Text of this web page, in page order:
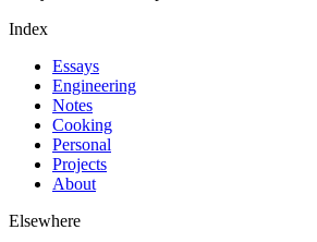
Index
Essays
Engineering
Notes
Cooking
Personal
Projects
About
Elsewhere